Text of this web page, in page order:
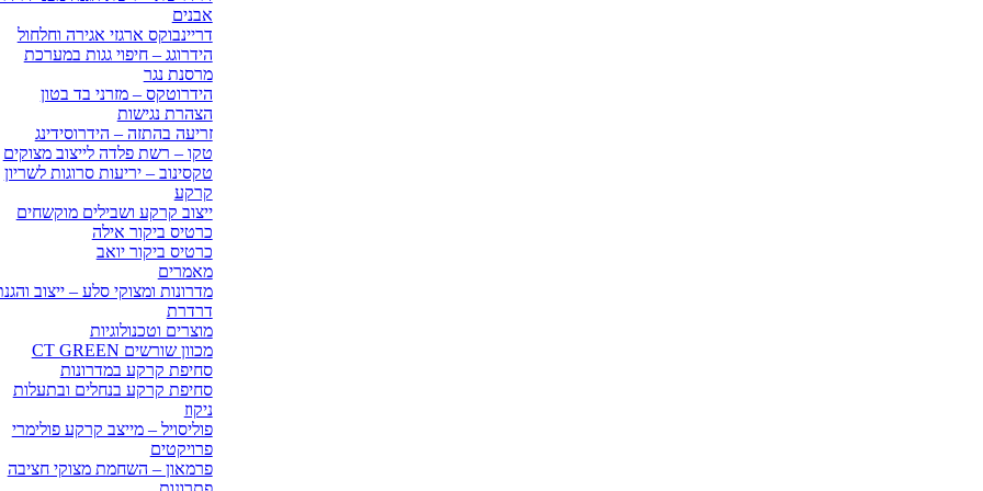
אבנים
דריינבוקס ארגזי אגירה וחלחול
הידרוגג – חיפוי גגות במערכת
מרסנת נגר
הידרוטקס – מזרני בד בטון
הצהרת נגישות
זריעה בהתזה – הידרוסידינג
טקו – רשת פלדה לייצוב מצוקים
טקסינוב – יריעות סרוגות לשריון
קרקע
ייצוב קרקע ושבילים מוקשחים
כרטיס ביקור אילה
כרטיס ביקור יואב
מאמרים
מדרונות ומצוקי סלע – ייצוב
דרדרת
מוצרים וטכנולוגיות
מכוון שורשים CT GREEN
סחיפת קרקע במדרונות
סחיפת קרקע בנחלים ובתעלות
ניקוז
פוליסויל – מייצב קרקע פולימרי
פרויקטים
פרמאון – השחמת מצוקי חציבה